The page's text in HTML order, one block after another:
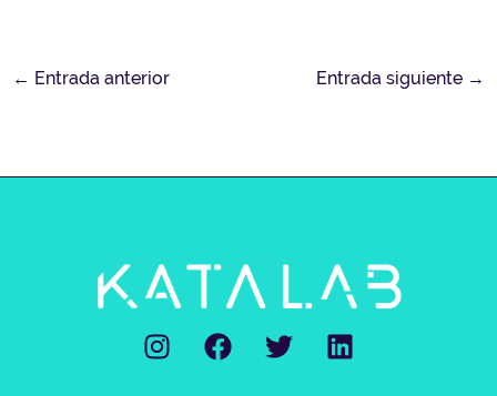
← Entrada anterior Entrada siguiente →
I
n
F
a
T
w
L
i